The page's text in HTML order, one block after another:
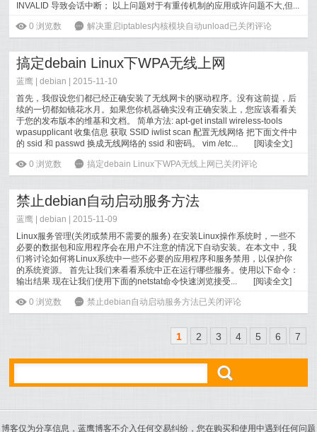
INVALID 导致会话中断； 以上问题对于有重传机制的应用或许问题不大,但...
ė 0 浏览数 6 解决重启iptables内核模块自动unload 已关闭评论
搞定debain Linux下WPA无线上网
蓝鹰 |debian
| 2015-11-10
首先，我假设您们都已经正确安装了无线网卡的驱动程序。没有这前提，后
续的一切都如镜花水月。如果您你机器确实没有正确安装上，您应该看看关
于您的发布版本的维基和文档。 简单方法: apt-get install wireless-tools
wpasupplicant 收集信息 获取 SSID iwlist scan 配置无线网络 把下面文件中
的 ssid 和 passwd 换成无线网络的 ssid 和密码。 vim /etc...
[阅读全文]
ė 0 浏览数 6 搞定debain Linux下WPA无线上网 已关闭评论
禁止debian自动启动服务方法
蓝鹰 |debian
| 2015-11-09
Linux服务管理(关闭或禁用不需要的服务) 在安装Linux操作系统时，一些不
必要的数据包和应用程序会在用户不注意的情况下自动安装。在本文中，我
们将讨论如何将Linux系统中一些不必要的应用程序和服务禁用，以保护你
的系统资源。 首先让我们来看看系统中正在运行哪些服务。使用以下命令：
输出结果 现在让我们使用下面的netstat命令快速浏览接受...
[阅读全文]
ė 0 浏览数 6 禁止debian自动启动服务方法已关闭评论
1 2 3 4 5 6 7
ő
博客仅为分享信息，蓝鹰博客不介入任何交易纠纷，您在购买和使用中遇到任何问题